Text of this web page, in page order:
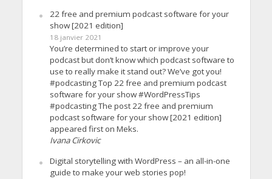
22 free and premium podcast software for your
show [2021 edition]
18 janvier 2021
You’re determined to start or improve your
podcast but don’t know which podcast software to
use to really make it stand out? We’ve got you!
#podcasting Top 22 free and premium podcast
software for your show #WordPressTips
#podcasting The post 22 free and premium
podcast software for your show [2021 edition]
appeared first on Meks.
Ivana Cirkovic
Digital storytelling with WordPress – an all-in-one
guide to make your web stories pop!